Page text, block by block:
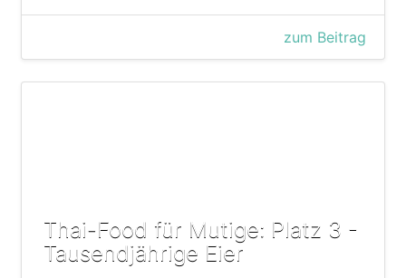
zum Beitrag
Thai-Food für Mutige: Platz 3 -
Tausendjährige Eier